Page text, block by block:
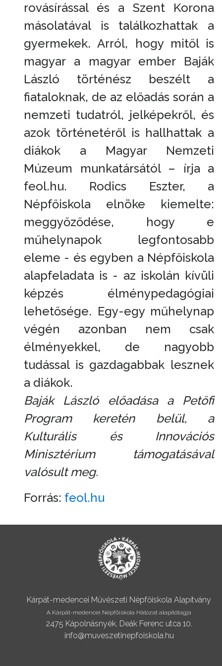
rovásírással és a Szent Korona
másolatával is találkozhattak a
gyermekek. Arról, hogy mitől is
magyar a magyar ember Baják
László történész beszélt a
fiataloknak, de az előadás során a
nemzeti tudatról, jelképekről, és
azok történetéről is hallhattak a
diákok a Magyar Nemzeti
Múzeum munkatársától – írja a
feol.hu. Rodics Eszter, a
Népfőiskola elnöke kiemelte:
meggyőződése, hogy e
műhelynapok legfontosabb
eleme - és egyben a Népfőiskola
alapfeladata is - az iskolán kívüli
képzés élménypedagógiai
lehetősége. Egy-egy műhelynap
végén azonban nem csak
élményekkel, de nagyobb
tudással is gazdagabbak lesznek
a diákok.
Baják László előadása a Petőfi
Program keretén belül, a
Kulturális és Innovációs
Minisztérium támogatásával
valósult meg.
Forrás: feol.hu
Kárpát-medencei Művészeti Népfőiskola Alapítvány
A Kárpát-medencei Népfőiskola Hálózat alapítótagja
2475 Kápolnásnyék, Deák Ferenc utca 10.
info@muveszetinepfoiskola.hu